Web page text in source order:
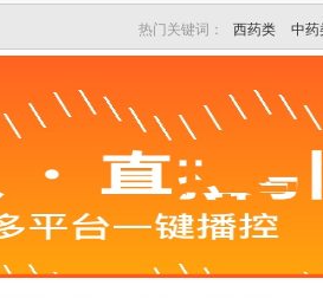
热门关键词： 西药类 中药